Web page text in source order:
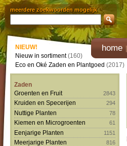
meerdere zoekwoorden mogelijk
home
NIEUW!
Nieuw in sortiment(160)
Eco en Oké Zaden en Plantgoed (2017)
Zaden
Groenten en Fruit
2843
Kruiden en Specerijen 294
Nuttige Planten 78
Kiemen en Microgroenten 61
Eenjarige Planten 1151
Meerjarige Planten 816